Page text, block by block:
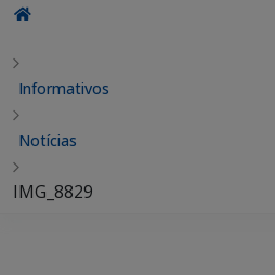
Informativos
Notícias
IMG_8829